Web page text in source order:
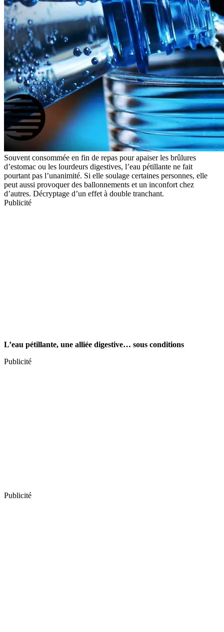
Souvent consommée en fin de repas pour apaiser les brûlures
d’estomac ou les lourdeurs digestives, l’eau pétillante ne fait
pourtant pas l’unanimité. Si elle soulage certaines personnes, elle
peut aussi provoquer des ballonnements et un inconfort chez
d’autres. Décryptage d’un effet à double tranchant.
Publicité
L’eau pétillante, une alliée digestive… sous conditions
Publicité
Publicité